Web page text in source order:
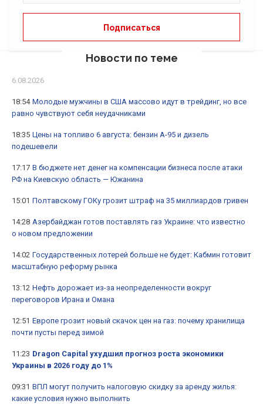
Новости по теме
6.08.2026
18:54 Молодые мужчины в США массово идут в трейдинг, но все
равно чувствуют себя неудачниками
18:35 Цены на топливо 6 августа: бензин А-95 и дизель
подешевели
17:17 В бюджете нет денег на компенсации бизнеса после атаки
РФ на Киевскую область — Южанина
15:01 Полтавскому ГОКу грозит штраф на 35 миллиардов гривен
14:28 Азербайджан готов поставлять газ Украине: что известно
о новом предложении
14:02 Государственных лотерей больше не будет: Кабмин готовит
масштабную реформу рынка
13:12 Нефть дорожает из-за неопределенности вокруг
переговоров Ирана и Омана
12:51 Европе грозит новый скачок цен на газ: почему хранилища
почти пусты перед зимой
11:23 Dragon Capital ухудшил прогноз роста экономики
Украины в 2026 году до 1%
09:31 ВПЛ могут получить налоговую скидку за аренду жилья:
какие условия нужно выполнить